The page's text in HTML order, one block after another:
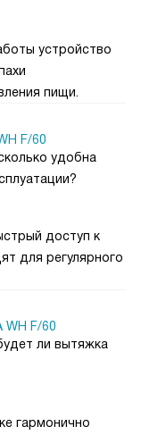
устройство
пищи.
F/60
удобна
доступ к
для регулярного
WH F/60
ли вытяжка
гармонично